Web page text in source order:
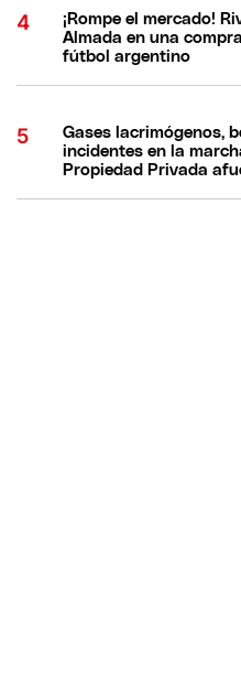
¡Rompe el mercado!
Almada en una
fútbol argentino
Gases lacrimógenos,
incidentes en la
Propiedad Privada